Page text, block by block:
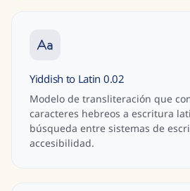
Yiddish to Latin 0.02
Modelo de transliteración que
caracteres hebreos a escritura
búsqueda entre sistemas de
accesibilidad.